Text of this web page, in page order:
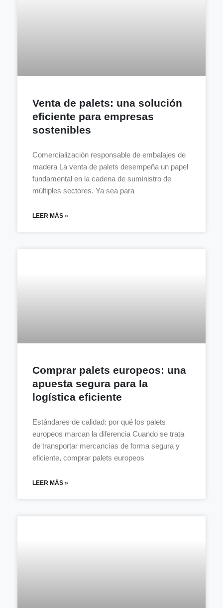
Venta de palets: una solución
eficiente para empresas
sostenibles
Comercialización responsable de embalajes de
madera La venta de palets desempeña un papel
fundamental en la cadena de suministro de
múltiples sectores. Ya sea para
LEER MÁS »
Comprar palets europeos: una
apuesta segura para la
logística eficiente
Estándares de calidad: por qué los palets
europeos marcan la diferencia Cuando se trata
de transportar mercancías de forma segura y
eficiente, comprar palets europeos
LEER MÁS »